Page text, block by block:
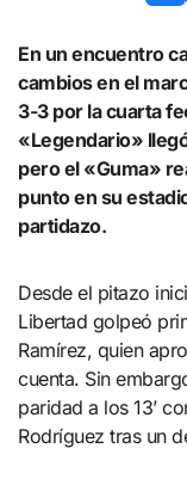
En un encuentro cargado de emociones y constantes
cambios en el
3-3 por la cuarta
«Legendario»
pero el «Guma»
punto en su
partidazo.
Desde el pitazo
Libertad golpeó
Ramírez, quien
cuenta. Sin
paridad a los 13’
Rodríguez tras un